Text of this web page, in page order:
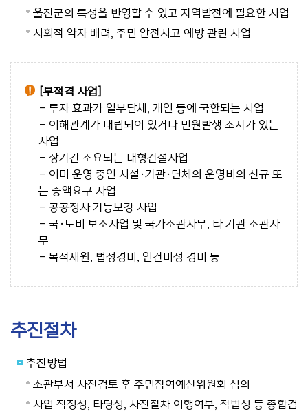
울진군의 특성을 반영할 수 있고 지역발전에 필요한 사업
사회적 약자 배려, 주민 안전사고 예방 관련 사업
[부적격 사업]
- 투자 효과가 일부단체, 개인 등에 국한되는 사업
- 이해관계가 대립되어 있거나 민원발생 소지가 있는
사업
- 장기간 소요되는 대형건설사업
- 이미 운영 중인 시설·기관·단체의 운영비의 신규 또
는 증액요구 사업
- 공공청사 기능보강 사업
- 국·도비 보조사업 및 국가소관사무, 타 기관 소관사
무
- 목적재원, 법정경비, 인건비성 경비 등
추진절차
추진방법
소관부서 사전검토 후 주민참여예산위원회 심의
사업 적정성, 타당성, 사전절차 이행여부, 적법성 등 종합검